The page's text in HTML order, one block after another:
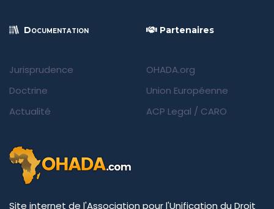
Documentation
Jurisprudence
Doctrine
Actualité
Partenaires
OHADA.org
Union Européenne
ACP Legal / CARO
Site internet de l'Association pour l'Unification du Droit